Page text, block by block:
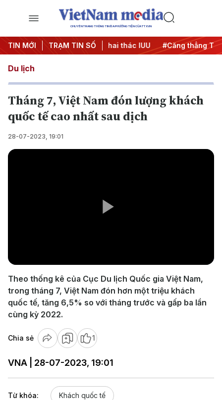
CHUYÊN TRANG THÔNG TIN ĐA PHƯƠNG TIỆN CỦA TTXVN
TIN MỚI TRẠM TIN SỐ
ngày đêm #Chống khai thác IUU #Căng thẳng Trung
Du lịch
Tháng 7, Việt Nam đón lượng khách
quốc tế cao nhất sau dịch
28-07-2023, 19:01
Video
Theo thống kê của Cục Du lịch Quốc gia Việt Nam,
trong tháng 7, Việt Nam đón hơn một triệu khách
quốc tế, tăng 6,5% so với tháng trước và gấp ba lần
cùng kỳ 2022.
Chia sẻ 1
VNA | 28-07-2023, 19:01
Từ khóa: Khách quốc tế